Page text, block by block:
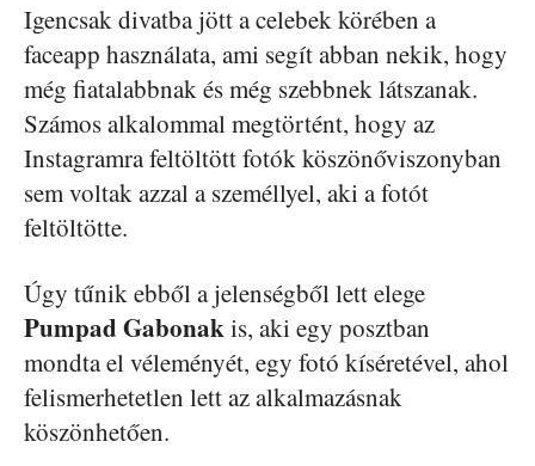
Igencsak divatba jött a celebek körében a
faceapp használata, ami segít abban nekik, hogy
még fiatalabbnak és még szebbnek látszanak.
Számos alkalommal megtörtént, hogy az
Instagramra feltöltött fotók köszönőviszonyban
sem voltak azzal a személlyel, aki a fotót
feltöltötte.
Úgy tűnik ebből a jelenségből lett elege
Pumpad Gabonakis, aki egy posztban
mondta el véleményét, egy fotó kíséretével, ahol
felismerhetetlen lett az alkalmazásnak
köszönhetően.